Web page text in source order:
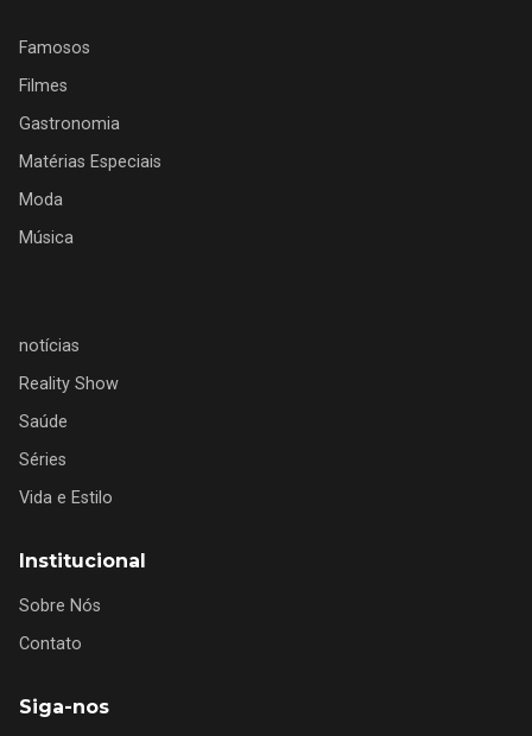
Famosos
Filmes
Gastronomia
Matérias Especiais
Moda
Música
notícias
Reality Show
Saúde
Séries
Vida e Estilo
Institucional
Sobre Nós
Contato
Siga-nos